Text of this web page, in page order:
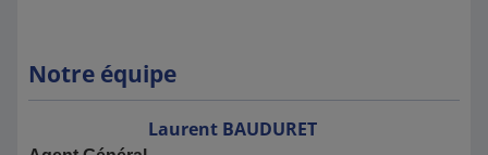
Notre équipe
Laurent BAUDURET